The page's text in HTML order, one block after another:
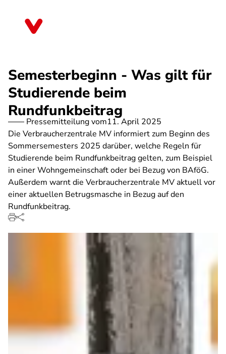
Semesterbeginn - Was gilt für
Studierende beim
Rundfunkbeitrag
Pressemitteilung vom11. April 2025
Die Verbraucherzentrale MV informiert zum Beginn des
Sommersemesters 2025 darüber, welche Regeln für
Studierende beim Rundfunkbeitrag gelten, zum Beispiel
in einer Wohngemeinschaft oder bei Bezug von BAföG.
Außerdem warnt die Verbraucherzentrale MV aktuell vor
einer aktuellen Betrugsmasche in Bezug auf den
Rundfunkbeitrag.